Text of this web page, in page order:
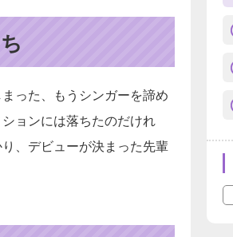
った、もうシンガーを諦め
ョンには落ちたのだけれ
、デビューが決まった先輩